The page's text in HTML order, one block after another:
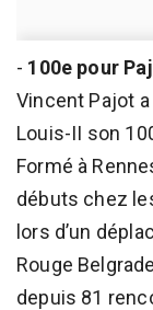
- 100e pour
Vincent Pajot
Louis-II son
Formé à
débuts chez
lors d’un
Rouge
depuis 81